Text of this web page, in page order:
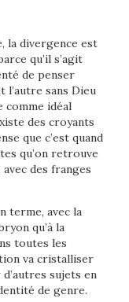
la divergence est
qu’il s’agit
de penser
l’autre sans Dieu
comme idéal
des croyants
que c’est quand
qu’on retrouve
des franges
terme, avec la
qu’à la
toutes les
va cristalliser
sujets en
de genre.